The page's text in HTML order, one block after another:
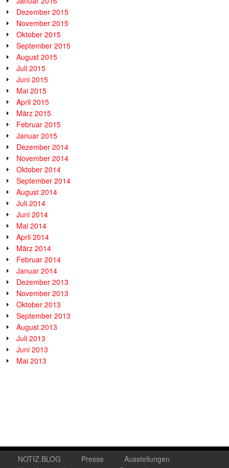
Dezember 2015
November 2015
Oktober 2015
September 2015
August 2015
Juli 2015
Juni 2015
Mai 2015
April 2015
März 2015
Februar 2015
Januar 2015
Dezember 2014
November 2014
Oktober 2014
September 2014
August 2014
Juli 2014
Juni 2014
Mai 2014
April 2014
März 2014
Februar 2014
Januar 2014
Dezember 2013
November 2013
Oktober 2013
September 2013
August 2013
Juli 2013
Juni 2013
Mai 2013
NOTIZ.BLOG Presse
Ausstellungen